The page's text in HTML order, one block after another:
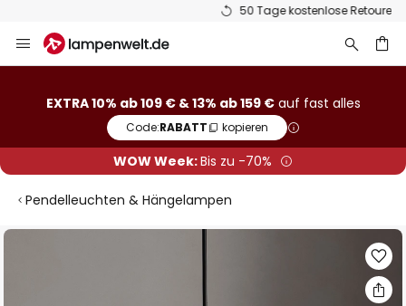
50 Tage kostenlose Retoure
Inhalt
EXTRA 10% ab 109 € & 13% ab 159 €auf fast alles
Code:RABATT kopieren
WOW Week:Bis zu -70%
Pendelleuchten & Hängelampen
Zum